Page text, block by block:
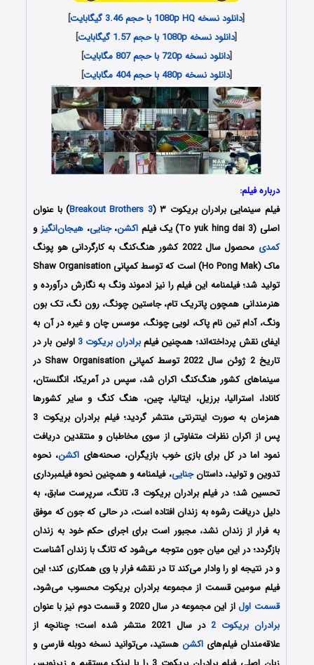
[دانلود نسخه 1080p HQ با حجم 3.46 گیگابایت
]
[دانلود نسخه 1080p با حجم 1.57 گیگابایت
]
[دانلود نسخه 720p با حجم 807 مگابایت
]
[دانلود نسخه 480p با حجم 404 مگابایت ]
درباره فیلم:
فیلم سینمایی برادران بریکوت ۳ (
Breakout Brothers 3) با عنوان
اصلی (To yuk hing dai 3) یک فیلم
اکشن،جنایی،هیجان‌انگیز و
کمدی
محصول سال 2022 کشور هنگ‌کنگ به کارگردانی هو پونگ
ماک (Ho Pong Mak) است که توسط کمپانی Shaw Organisation
تولید شد؛ فیلمنامه این فیلم را نیز ادموند ونگ به نگارش درآورده و
هنرمندانی همچون پاتریک تام، جاستین چونگ، رون نگ، تک بون
ونگ، آدام تین نام پاک، لویی چونگ، موسس چان و غیره در آن به
ایفای نقش پرداخته‌اند؛ همچنین فیلمبرادران بریکوت 3 اولین بار در
تاریخ 2 ژوئن سال 2022 توسط کمپانی Shaw Organisation در
سینماهای کشور هنگ‌کنگ اکران شد، سپس در آمریکا، انگلستان،
کانادا، استرالیا، برزیل، ایتالیا، چین، هنگ کنگ و سایر کشورها
همزمان به صورت اینترنتی منتشر گردید؛ فیلم برادران بریکوت 3
پس از اکران نظرات متفاوتی از سوی مخاطبان و منتقدین دریافت
نمود اما در کل برای بازی خوب بازیگران، صحنه‌های اکشن، نحوه
تدوین و تولید، داستانجنایی، فیلمنامه و همچنین نحوه فیلمبرداری
تحسین شد؛ در فیلم برادران بریکوت 3، تانگ، سرپرست سابق، به
دلیل دریافت رشوه به زندان افتاده است، در حالی که جون که موفق
به فرار از زندان نشد، مجبور است برای اجرای حکم خود به زندان
بازگردد؛ در این میان جون متوجه می‌شود که تانگ با زندان آشناست
و در نتیجه او را وادار می‌کند تا در نقشه فرار با وی همکاری ‎کند؛ این
فیلم سومین قسمت از مجموعه برادران بریکوت محسوب می‌شود،
قسمت اولاز این مجموعه در سال 2020 و قسمت دوم نیز با عنوان
برادران بریکوت 2
در سال 2021 منتشر شده است؛ چنانچه از
علاقه‌مندان فیلم‌های اکشنهستید، می‌توانید نسخه دوبله فارسی و